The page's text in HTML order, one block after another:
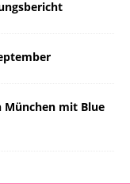
München mit Blue